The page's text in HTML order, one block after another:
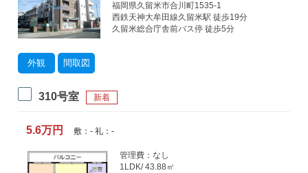
外観 間取図
福岡県久留米市合川町1535-1
西鉄天神大牟田線久留米駅 徒歩19分
久留米総合庁舎前バス停 徒歩5分
310号室 新着
5.6万円 敷：- 礼：-
管理費：なし
1LDK/ 43.88㎡